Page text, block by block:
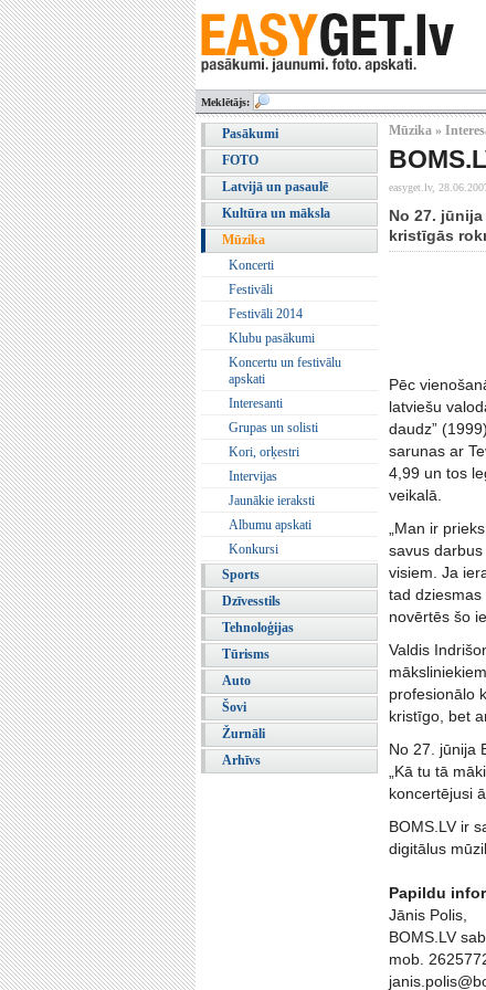
Meklētājs:
Pasākumi
FOTO
Latvijā un pasaulē
Kultūra un māksla
Mūzika
Koncerti
Festivāli
Festivāli 2014
Klubu pasākumi
Koncertu un festivālu
apskati
Interesanti
Grupas un solisti
Kori, orķestri
Intervijas
Jaunākie ieraksti
Albumu apskati
Konkursi
Sports
Dzīvesstils
Tehnoloģijas
Tūrisms
Auto
Šovi
Žurnāli
Arhīvs
Mūzika »
easyget.lv,
No 27.
kristīgās
Pēc
latviešu
daudz”
sarunas ar
4,99 un tos
veikalā.
„Man ir
savus
visiem. Ja
tad
novērtēs šo
Valdis
profesionālo
kristīgo, bet
No 27. jūnija
„Kā tu tā
koncertējusi
BOMS.LV ir
digitālus
Papildu
Jānis Polis,
BOMS.LV
mob.